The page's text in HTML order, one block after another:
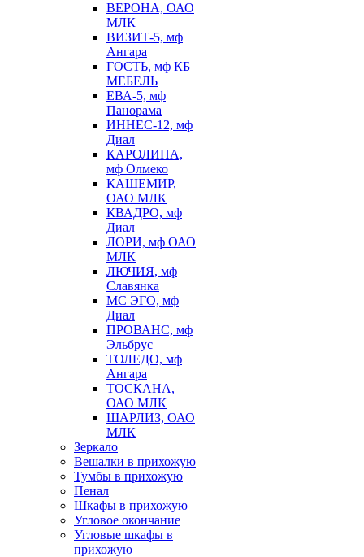
ВЕРОНА, ОАО
МЛК
ВИЗИТ-5, мф
Ангара
ГОСТЬ, мф КБ
МЕБЕЛЬ
ЕВА-5, мф
Панорама
ИННЕС-12, мф
Диал
КАРОЛИНА,
мф Олмеко
КАШЕМИР,
ОАО МЛК
КВАДРО, мф
Диал
ЛОРИ, мф ОАО
МЛК
ЛЮЧИЯ, мф
Славянка
МС ЭГО, мф
Диал
ПРОВАНС, мф
Эльбрус
ТОЛЕДО, мф
Ангара
ТОСКАНА,
ОАО МЛК
ШАРЛИЗ, ОАО
МЛК
Зеркало
Вешалки в прихожую
Тумбы в прихожую
Пенал
Шкафы в прихожую
Угловое окончание
Угловые шкафы в
прихожую